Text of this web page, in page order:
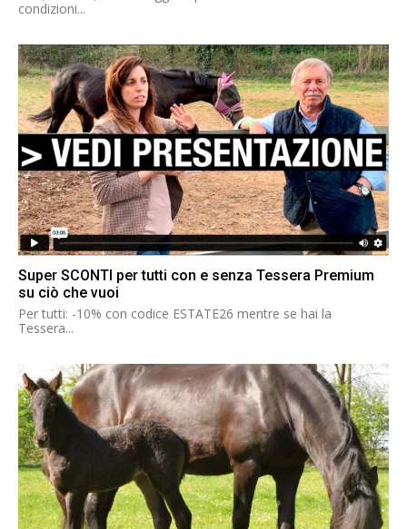
condizioni...
Super SCONTI per tutti con e senza Tessera Premium
su ciò che vuoi
Per tutti: -10% con codice ESTATE26 mentre se hai la
Tessera...